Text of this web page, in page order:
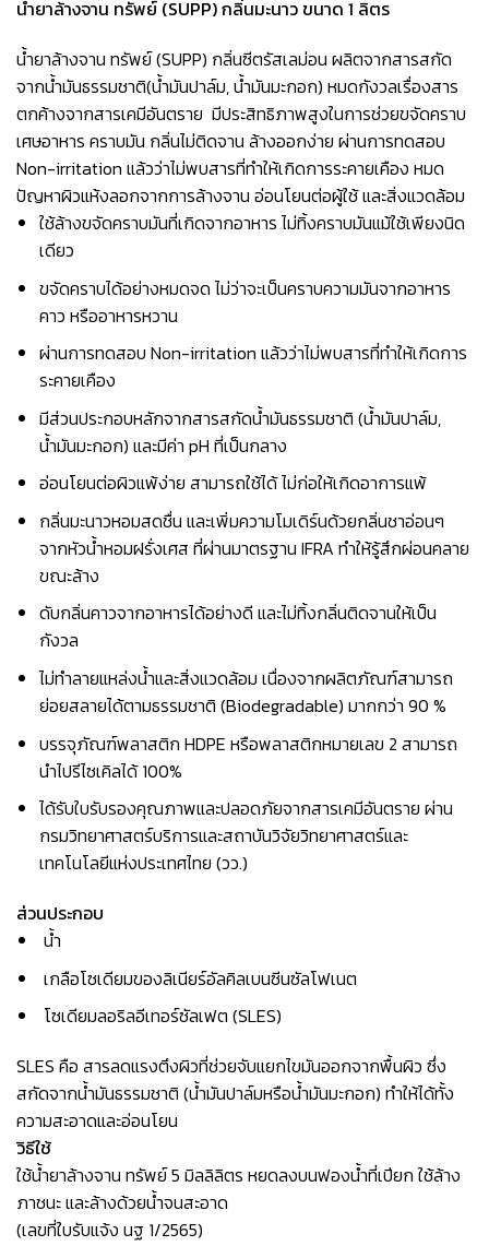
น้ำยาล้างจาน ทรัพย์ (SUPP) กลิ่นมะนาว ขนาด 1 ลิตร
น้ำยาล้างจาน ทรัพย์ (SUPP) กลิ่นซีตรัสเลม่อน ผลิตจากสารสกัด
จากน้ำมันธรรมชาติ(น้ำมันปาล์ม, น้ำมันมะกอก) หมดกังวลเรื่องสาร
ตกค้างจากสารเคมีอันตราย มีประสิทธิภาพสูงในการช่วยขจัดคราบ
เศษอาหาร คราบมัน กลิ่นไม่ติดจาน ล้างออกง่าย ผ่านการทดสอบ
Non-irritation แล้วว่าไม่พบสารที่ทำให้เกิดการระคายเคือง หมด
ปัญหาผิวแห้งลอกจากการล้างจาน อ่อนโยนต่อผู้ใช้ และสิ่งแวดล้อม
ใช้ล้างขจัดคราบมันที่เกิดจากอาหาร ไม่ทิ้งคราบมันแม้ใช้เพียงนิด
เดียว
ขจัดคราบได้อย่างหมดจด ไม่ว่าจะเป็นคราบความมันจากอาหาร
คาว หรืออาหารหวาน
ผ่านการทดสอบ Non-irritation แล้วว่าไม่พบสารที่ทำให้เกิดการ
ระคายเคือง
มีส่วนประกอบหลักจากสารสกัดน้ำมันธรรมชาติ (น้ำมันปาล์ม,
น้ำมันมะกอก) และมีค่า pH ที่เป็นกลาง
อ่อนโยนต่อผิวแพ้ง่าย สามารถใช้ได้ ไม่ก่อให้เกิดอาการแพ้
กลิ่นมะนาวหอมสดชื่น และเพิ่มความโมเดิร์นด้วยกลิ่นชาอ่อนๆ
จากหัวน้ำหอมฝรั่งเศส ที่ผ่านมาตรฐาน IFRA ทำให้รู้สึกผ่อนคลาย
ขณะล้าง
ดับกลิ่นคาวจากอาหารได้อย่างดี และไม่ทิ้งกลิ่นติดจานให้เป็น
กังวล
ไม่ทำลายแหล่งน้ำและสิ่งแวดล้อม เนื่องจากผลิตภัณฑ์สามารถ
ย่อยสลายได้ตามธรรมชาติ (Biodegradable) มากกว่า 90 %
บรรจุภัณฑ์พลาสติก HDPE หรือพลาสติกหมายเลข 2 สามารถ
นำไปรีไซเคิลได้ 100%
ได้รับใบรับรองคุณภาพและปลอดภัยจากสารเคมีอันตราย ผ่าน
กรมวิทยาศาสตร์บริการและสถาบันวิจัยวิทยาศาสตร์และ
เทคโนโลยีแห่งประเทศไทย (วว.)
ส่วนประกอบ
น้ำ
เกลือโซเดียมของลิเนียร์อัลคิลเบนซีนซัลโฟเนต
โซเดียมลอริลอีเทอร์ซัลเฟต (SLES)
SLES คือ สารลดแรงตึงผิวที่ช่วยจับแยกไขมันออกจากพื้นผิว ซึ่ง
สกัดจากน้ำมันธรรมชาติ (น้ำมันปาล์มหรือน้ำมันมะกอก) ทำให้ได้ทั้ง
ความสะอาดและอ่อนโยน
วิธีใช้
ใช้น้ำยาล้างจาน ทรัพย์ 5 มิลลิลิตร หยดลงบนฟองน้ำที่เปียก ใช้ล้าง
ภาชนะ และล้างด้วยน้ำจนสะอาด
(เลขที่ใบรับแจ้ง นฐ 1/2565)